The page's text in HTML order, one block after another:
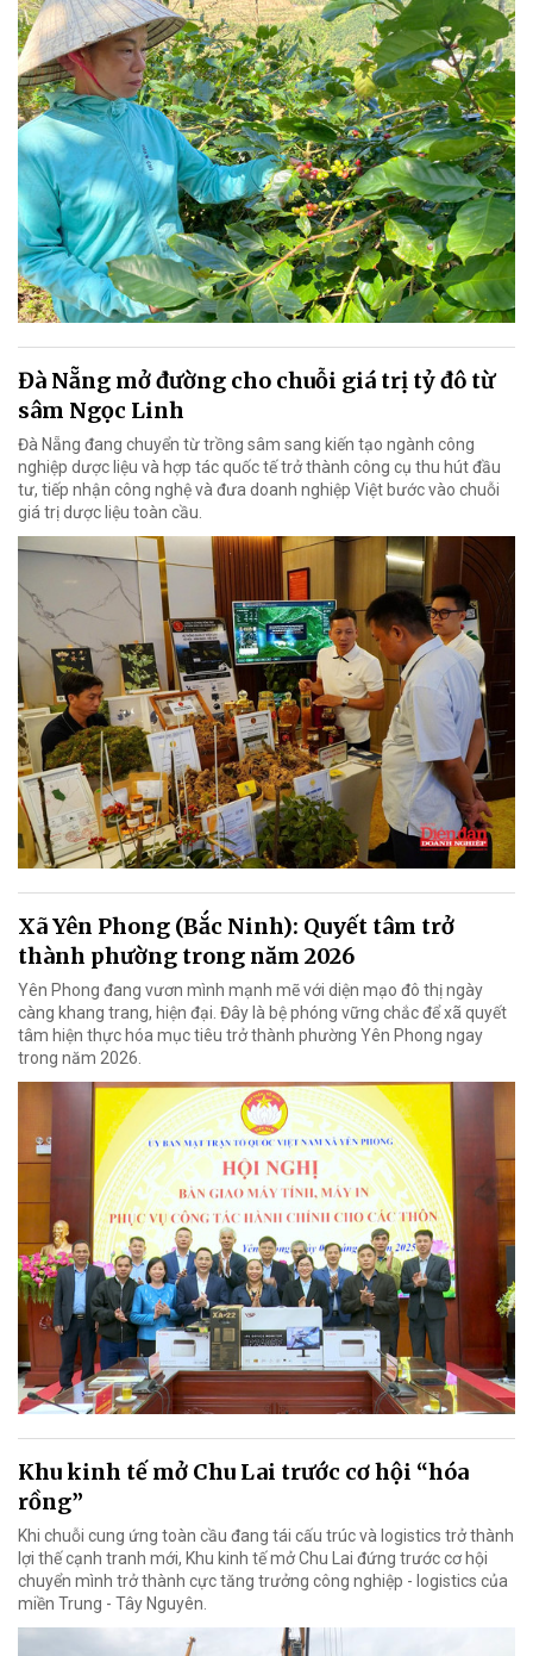
Đà Nẵng mở đường cho chuỗi giá trị tỷ đô từ
sâm Ngọc Linh
Đà Nẵng đang chuyển từ trồng sâm sang kiến tạo ngành công
nghiệp dược liệu và hợp tác quốc tế trở thành công cụ thu hút đầu
tư, tiếp nhận công nghệ và đưa doanh nghiệp Việt bước vào chuỗi
giá trị dược liệu toàn cầu.
Xã Yên Phong (Bắc Ninh): Quyết tâm trở
thành phường trong năm 2026
Yên Phong đang vươn mình mạnh mẽ với diện mạo đô thị ngày
càng khang trang, hiện đại. Đây là bệ phóng vững chắc để xã quyết
tâm hiện thực hóa mục tiêu trở thành phường Yên Phong ngay
trong năm 2026.
Khu kinh tế mở Chu Lai trước cơ hội “hóa
rồng”
Khi chuỗi cung ứng toàn cầu đang tái cấu trúc và logistics trở thành
lợi thế cạnh tranh mới, Khu kinh tế mở Chu Lai đứng trước cơ hội
chuyển mình trở thành cực tăng trưởng công nghiệp - logistics của
miền Trung - Tây Nguyên.